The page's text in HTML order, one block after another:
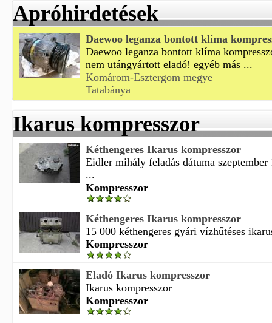
Apróhirdetések
Daewoo leganza bontott klíma
Daewoo leganza bontott klíma
nem utángyártott eladó! egyéb más ...
Komárom-Esztergom megye
Tatabánya
Ikarus kompresszor
Kéthengeres Ikarus kompresszor
Eidler mihály feladás dátuma szeptember
...
Kompresszor
Kéthengeres Ikarus kompresszor
15 000 kéthengeres gyári vízhűtéses
Kompresszor
Eladó Ikarus kompresszor
Ikarus kompresszor
Kompresszor